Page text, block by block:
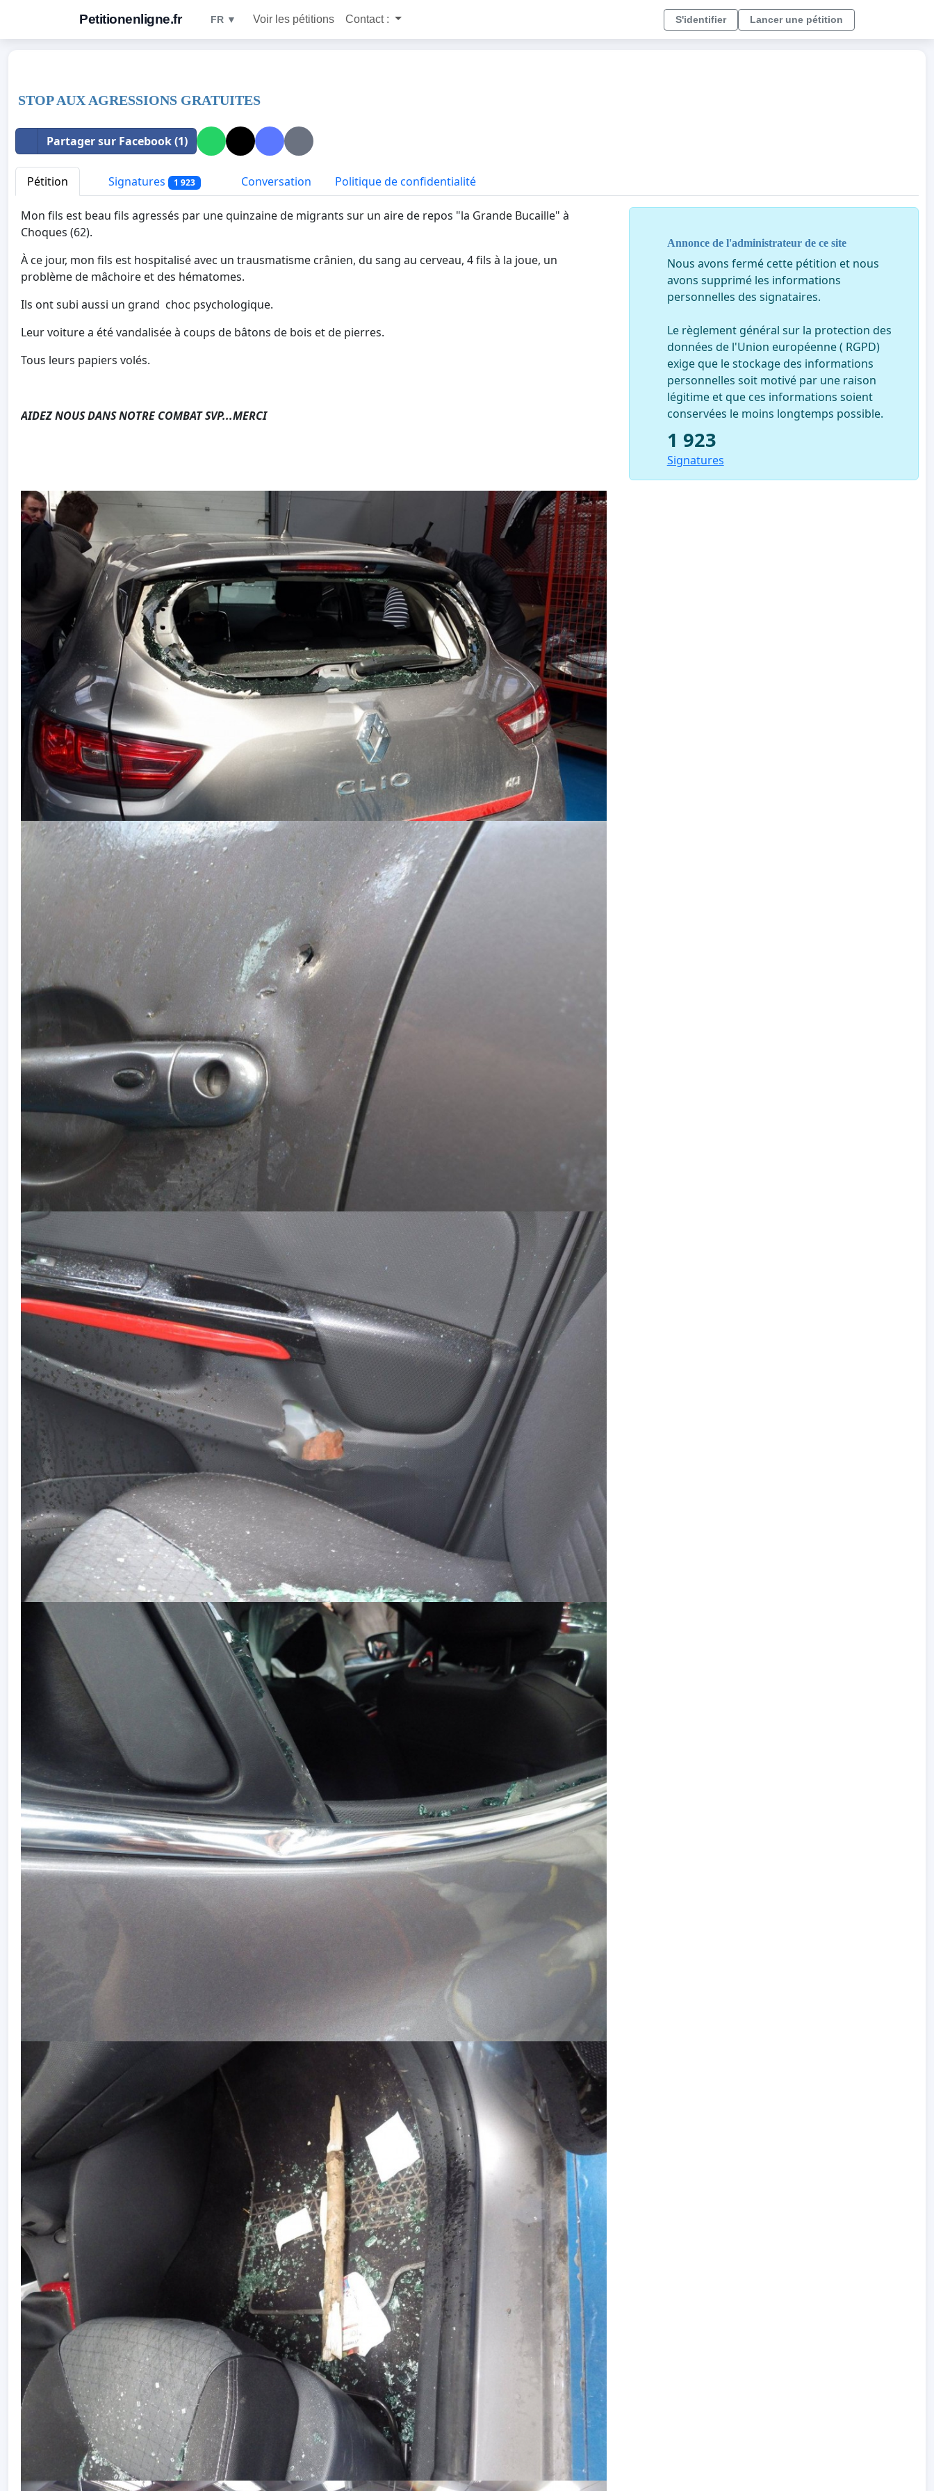
Petitionenligne.fr FR ▼ Voir les pétitions Contact : S'identifier Lancer une pétition
STOP AUX AGRESSIONS GRATUITES
Partager sur Facebook (1)
Pétition Signatures 1 923 Conversation Politique de confidentialité
Mon fils est beau fils agressés par une quinzaine de migrants sur un aire de repos "la Grande Bucaille" à
Choques (62).
À ce jour, mon fils est hospitalisé avec un trausmatisme crânien, du sang au cerveau, 4 fils à la joue, un
problème de mâchoire et des hématomes.
Ils ont subi aussi un grand choc psychologique.
Leur voiture a été vandalisée à coups de bâtons de bois et de pierres.
Tous leurs papiers volés.
AIDEZ NOUS DANS NOTRE COMBAT SVP...MERCI
Annonce de l'administrateur de ce site
Nous avons fermé cette pétition et nous
avons supprimé les informations
personnelles des signataires.
Le règlement général sur la protection des
données de l'Union européenne ( RGPD)
exige que le stockage des informations
personnelles soit motivé par une raison
légitime et que ces informations soient
conservées le moins longtemps possible.
1 923
Signatures